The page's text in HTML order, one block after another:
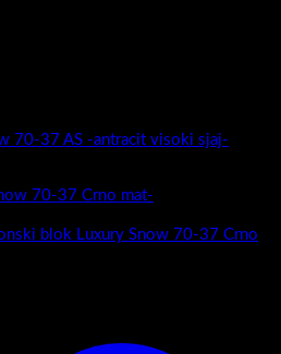
70-37 AS -antracit visoki sjaj-